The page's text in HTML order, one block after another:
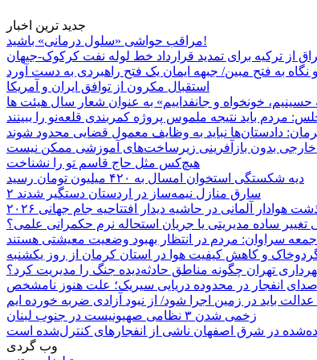
جدید ترین اخبار
مراقب حواشی «سلول درمانی» باشید!
از ترکیه برای تمدید قرارداد خط لوله نفت کرکوک-جیهان
نگاه به فتح مبین/ جبهه ایمان یک فتح راهبردی به دست آورد
استقبال مکرون از توافق ایران و آمریکا
حسینیم، خونخواه و جانفداییم» به عنوان شعار سال هیئت ها
مردم باید نتیجه ملموس پروژه کمربندی قلعه‌نو را ببینند
دادستان‌ها نباید به وظایف معمول قضایی محدود شوند
بدون بازآفرینی زیرساخت‌های آموزشی ممکن نیست
هیچ‌کس مثل حاج قاسم تو را نشناخت
دیه شکستگی استخوان امسال به ۴۲۰ میلیون تومان رسید
۲ سارق منازل نیمه‌ساز در اردستان دستگیر شدند
هوادار آلمانی در حاشیه دیدار افتتاحیه جام جهانی ۲۰۲۶
ساده مدیریتی یا جریان استحاله نرم حکمرانی علمی؟
جمعه سراوان: مردم در انتظار بهبود وضعیت معیشتی هستند
و کاهش کیفیت هوا در استان کرمان از روز یکشنبه
تهران چگونه مناطق حادثه‌دیده جنگ را مدیریت کرد؟
صدای انفجار در محدوده دریایی سیریک؛ علت هنوز نامشخص
باید در زمین اجرا شود/ از نبود آزادی ضربه خورده ایم
زخمی شدن ۳ نظامی صهیونیست در جنوب لبنان
در شرق اصفهان ناشی از انفجارهای کنترل‌شده است
وب گردی